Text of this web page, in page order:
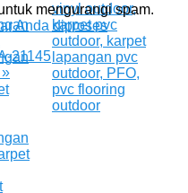
mengurangi spam.
Anda diproses
21145
»